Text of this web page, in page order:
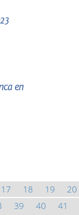
en
17 18 19 20
39 40 41